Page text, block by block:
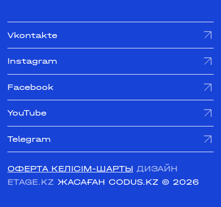
Vkontakte
Instagram
Facebook
YouTube
Telegram
ОФЕРТА КЕЛІСІМ-ШАРТЫ ДИЗАЙН
ETAGE.KZ ЖАСАҒАН CODUS.KZ © 2026